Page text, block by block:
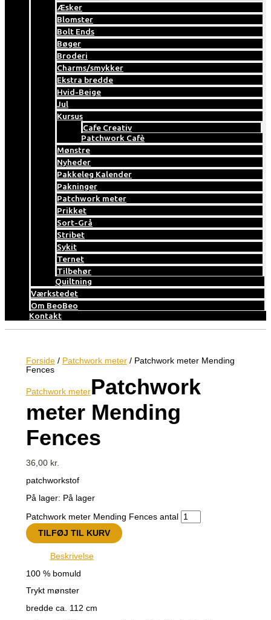
Æsker
Blomster
Bolt Ends
Bøger
Broderi
Charms/smykker
Ekstra bredde
Hvid-Beige
Jul
Kursus
Cafe Creativ
Patchwork Cafè
Mønstre
Nyheder
Pakkeleg Kalender
Pakninger
Patchwork meter
Prikket
Sort-Grå
Stribet
Sykit
Ternet
Tilbehør
Quiltning
Værkstedet
Om BeoBeo
Kontakt
Forside/ Patchwork meter/ Patchwork meter Mending
Fences
Patchwork meterPatchwork
meter Mending
Fences
36,00 kr.
patchworkstof
På lager: På lager
Patchwork meter Mending Fences antal
TILFØJ TIL KURV
Beskrivelse
100 % bomuld
Trykt mønster
bredde ca. 112 cm